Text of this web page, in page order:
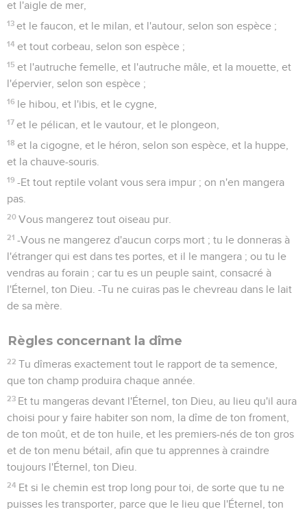
et l'aigle de mer,
13 et le faucon, et le milan, et l'autour, selon son espèce ;
14 et tout corbeau, selon son espèce ;
15 et l'autruche femelle, et l'autruche mâle, et la mouette, et
l'épervier, selon son espèce ;
16 le hibou, et l'ibis, et le cygne,
17 et le pélican, et le vautour, et le plongeon,
18 et la cigogne, et le héron, selon son espèce, et la huppe,
et la chauve-souris.
19 -Et tout reptile volant vous sera impur ; on n'en mangera
pas.
20 Vous mangerez tout oiseau pur.
21 -Vous ne mangerez d'aucun corps mort ; tu le donneras à
l'étranger qui est dans tes portes, et il le mangera ; ou tu le
vendras au forain ; car tu es un peuple saint, consacré à
l'Éternel, ton Dieu. -Tu ne cuiras pas le chevreau dans le lait
de sa mère.
Règles concernant la dîme
22 Tu dîmeras exactement tout le rapport de ta semence,
que ton champ produira chaque année.
23 Et tu mangeras devant l'Éternel, ton Dieu, au lieu qu'il aura
choisi pour y faire habiter son nom, la dîme de ton froment,
de ton moût, et de ton huile, et les premiers-nés de ton gros
et de ton menu bétail, afin que tu apprennes à craindre
toujours l'Éternel, ton Dieu.
24 Et si le chemin est trop long pour toi, de sorte que tu ne
puisses les transporter, parce que le lieu que l'Éternel, ton